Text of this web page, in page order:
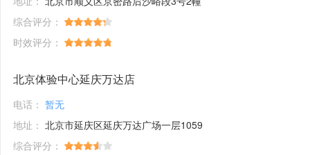
综合评分：
时效评分：
北京体验中心延庆万达店
电话： 暂无
地址： 北京市延庆区延庆万达广场一层1059
综合评分：